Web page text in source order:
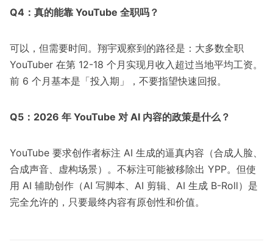
Q4：真的能靠 YouTube 全职吗？
可以，但需要时间。翔宇观察到的路径是：大多数全职
YouTuber 在第 12-18 个月实现月收入超过当地平均工资。
前 6 个月基本是「投入期」，不要指望快速回报。
Q5：2026 年 YouTube 对 AI 内容的政策是什么？
YouTube 要求创作者标注 AI 生成的逼真内容（合成人脸、
合成声音、虚构场景）。不标注可能被移除出 YPP。但使
用 AI 辅助创作（AI 写脚本、AI 剪辑、AI 生成 B-Roll）是
完全允许的，只要最终内容有原创性和价值。